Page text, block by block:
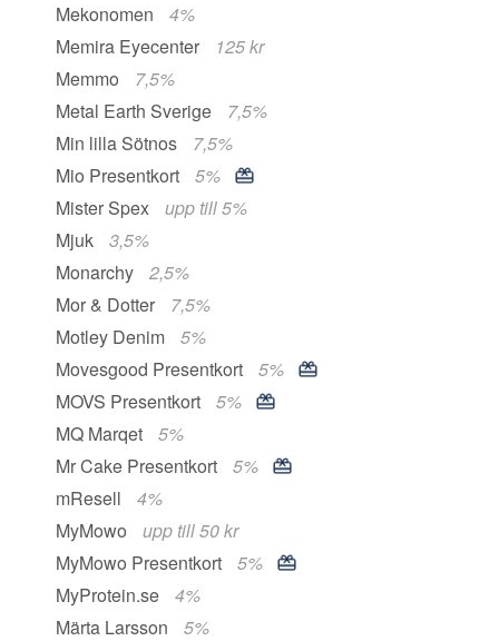
Mekonomen
4%
Memira Eyecenter
125 kr
Memmo
7,5%
Metal Earth Sverige
7,5%
Min lilla Sötnos
7,5%
Mio Presentkort
5%
Mister Spex
upp till 5%
Mjuk
3,5%
Monarchy
2,5%
Mor & Dotter
7,5%
Motley Denim
5%
Movesgood Presentkort
5%
MOVS Presentkort
5%
MQ Marqet
5%
Mr Cake Presentkort
5%
mResell
4%
MyMowo
upp till 50 kr
MyMowo Presentkort
5%
MyProtein.se
4%
Märta Larsson
5%